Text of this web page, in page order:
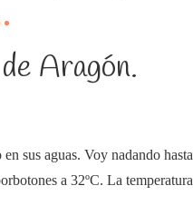
Aragón.
sus aguas. Voy nadando hasta
a 32ºC. La temperatura